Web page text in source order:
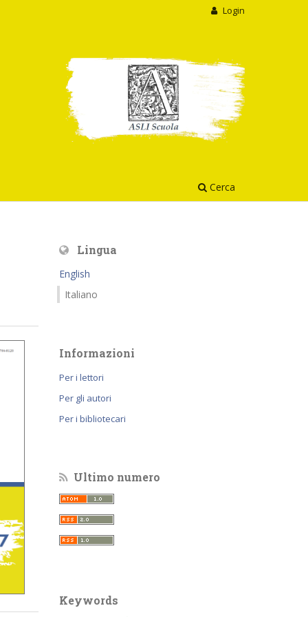
Cerca
Login
Lingua
English
Italiano
Informazioni
Per i lettori
Per gli autori
Per i bibliotecari
Ultimo numero
Keywords